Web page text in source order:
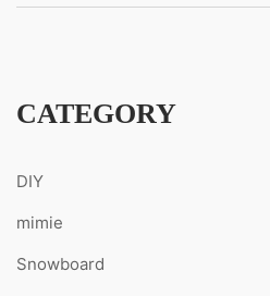
ジ
送
CATEGORY
DIY
mimie
Snowboard